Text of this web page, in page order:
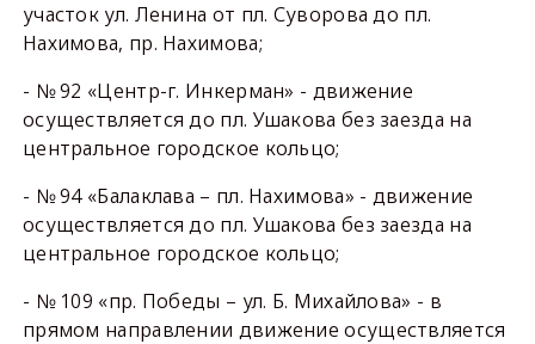
участок ул. Ленина от пл. Суворова до пл.
Нахимова, пр. Нахимова;
- № 92 «Центр-г. Инкерман» - движение
осуществляется до пл. Ушакова без заезда на
центральное городское кольцо;
- № 94 «Балаклава – пл. Нахимова» - движение
осуществляется до пл. Ушакова без заезда на
центральное городское кольцо;
- № 109 «пр. Победы – ул. Б. Михайлова» - в
прямом направлении движение осуществляется